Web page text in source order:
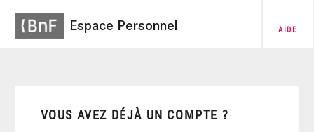
Espace Personnel AIDE
VOUS AVEZ DÉJÀ UN COMPTE ?